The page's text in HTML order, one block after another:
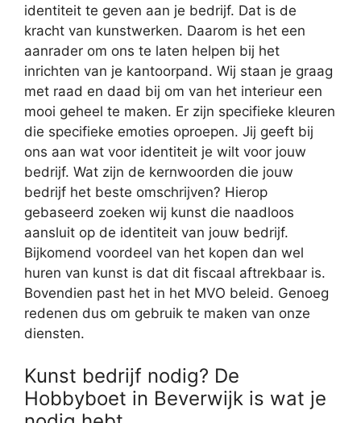
identiteit te geven aan je bedrijf. Dat is de
kracht van kunstwerken. Daarom is het een
aanrader om ons te laten helpen bij het
inrichten van je kantoorpand. Wij staan je graag
met raad en daad bij om van het interieur een
mooi geheel te maken. Er zijn specifieke kleuren
die specifieke emoties oproepen. Jij geeft bij
ons aan wat voor identiteit je wilt voor jouw
bedrijf. Wat zijn de kernwoorden die jouw
bedrijf het beste omschrijven? Hierop
gebaseerd zoeken wij kunst die naadloos
aansluit op de identiteit van jouw bedrijf.
Bijkomend voordeel van het kopen dan wel
huren van kunst is dat dit fiscaal aftrekbaar is.
Bovendien past het in het MVO beleid. Genoeg
redenen dus om gebruik te maken van onze
diensten.
Kunst bedrijf nodig? De
Hobbyboet in Beverwijk is wat je